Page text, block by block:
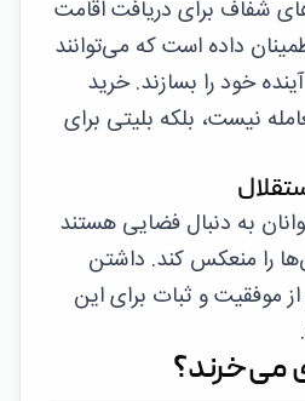
شفاف برای دریافت اقامت
داده است که می‌توانند
خود را بسازند. خرید
نیست، بلکه بلیتی برای
به دنبال فضایی هستند
را منعکس کند. داشتن
موفقیت و ثبات برای این
می‌خرند؟